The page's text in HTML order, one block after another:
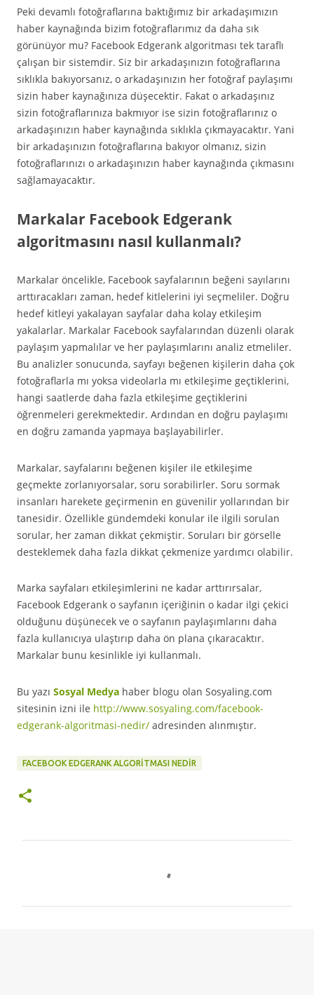
Peki devamlı fotoğraflarına baktığımız bir arkadaşımızın
haber kaynağında bizim fotoğraflarımız da daha sık
görünüyor mu? Facebook Edgerank algoritması tek taraflı
çalışan bir sistemdir. Siz bir arkadaşınızın fotoğraflarına
sıklıkla bakıyorsanız, o arkadaşınızın her fotoğraf paylaşımı
sizin haber kaynağınıza düşecektir. Fakat o arkadaşınız
sizin fotoğraflarınıza bakmıyor ise sizin fotoğraflarınız o
arkadaşınızın haber kaynağında sıklıkla çıkmayacaktır. Yani
bir arkadaşınızın fotoğraflarına bakıyor olmanız, sizin
fotoğraflarınızı o arkadaşınızın haber kaynağında çıkmasını
sağlamayacaktır.
Markalar Facebook Edgerank
algoritmasını nasıl kullanmalı?
Markalar öncelikle, Facebook sayfalarının beğeni sayılarını
arttıracakları zaman, hedef kitlelerini iyi seçmeliler. Doğru
hedef kitleyi yakalayan sayfalar daha kolay etkileşim
yakalarlar. Markalar Facebook sayfalarından düzenli olarak
paylaşım yapmalılar ve her paylaşımlarını analiz etmeliler.
Bu analizler sonucunda, sayfayı beğenen kişilerin daha çok
fotoğraflarla mı yoksa videolarla mı etkileşime geçtiklerini,
hangi saatlerde daha fazla etkileşime geçtiklerini
öğrenmeleri gerekmektedir. Ardından en doğru paylaşımı
en doğru zamanda yapmaya başlayabilirler.
Markalar, sayfalarını beğenen kişiler ile etkileşime
geçmekte zorlanıyorsalar, soru sorabilirler. Soru sormak
insanları harekete geçirmenin en güvenilir yollarından bir
tanesidir. Özellikle gündemdeki konular ile ilgili sorulan
sorular, her zaman dikkat çekmiştir. Soruları bir görselle
desteklemek daha fazla dikkat çekmenize yardımcı olabilir.
Marka sayfaları etkileşimlerini ne kadar arttırırsalar,
Facebook Edgerank o sayfanın içeriğinin o kadar ilgi çekici
olduğunu düşünecek ve o sayfanın paylaşımlarını daha
fazla kullanıcıya ulaştırıp daha ön plana çıkaracaktır.
Markalar bunu kesinlikle iyi kullanmalı.
Bu yazı Sosyal Medya haber blogu olan Sosyaling.com
sitesinin izni ile http://www.sosyaling.com/facebook-
edgerank-algoritmasi-nedir/ adresinden alınmıştır.
FACEBOOK EDGERANK ALGORITMASI NEDIR